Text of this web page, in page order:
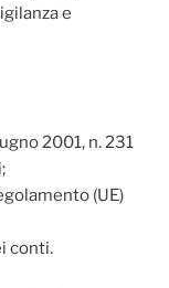
e
2001, n. 231
(UE)
conti.